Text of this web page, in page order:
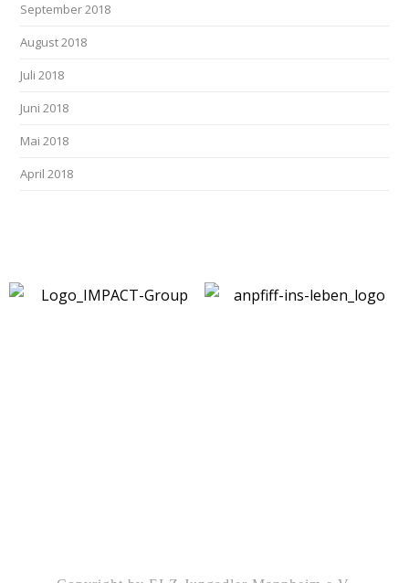
September 2018
August 2018
Juli 2018
Juni 2018
Mai 2018
April 2018